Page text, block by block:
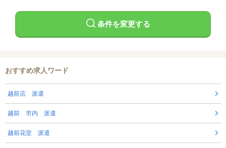
条件を変更する
おすすめ求人ワード
越前店 派遣
越前 市内 派遣
越前花堂 派遣